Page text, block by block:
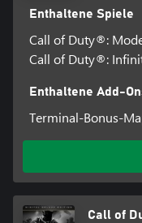
Enthaltene Spiele
Call of Duty®:
Call of Duty®:
Enthaltene Add-
Terminal-Bonus-
Call of